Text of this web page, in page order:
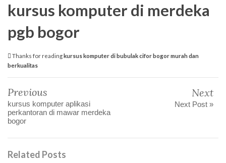
kursus komputer di merdeka
pgb bogor
Thanks for readingkursus komputer di bubulak cifor bogor murah dan
berkualitas
Previous
kursus komputer aplikasi
perkantoran di mawar merdeka
bogor
Next
Next Post »
Related Posts